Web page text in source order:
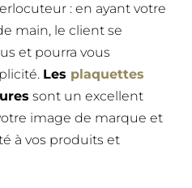
: en ayant votre
main, le client se
et pourra vous
Les plaquettes
sont un excellent
image de marque et
à vos produits et